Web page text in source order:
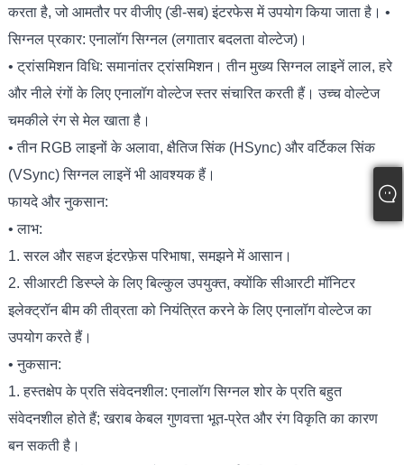
करता है, जो आमतौर पर वीजीए (डी-सब) इंटरफेस में उपयोग किया जाता है। •
सिग्नल प्रकार: एनालॉग सिग्नल (लगातार बदलता वोल्टेज)।
• ट्रांसमिशन विधि: समानांतर ट्रांसमिशन। तीन मुख्य सिग्नल लाइनें लाल, हरे
और नीले रंगों के लिए एनालॉग वोल्टेज स्तर संचारित करती हैं। उच्च वोल्टेज
चमकीले रंग से मेल खाता है।
• तीन RGB लाइनों के अलावा, क्षैतिज सिंक (HSync) और वर्टिकल सिंक
(VSync) सिग्नल लाइनें भी आवश्यक हैं।
फायदे और नुकसान:
• लाभ:
1. सरल और सहज इंटरफ़ेस परिभाषा, समझने में आसान।
2. सीआरटी डिस्प्ले के लिए बिल्कुल उपयुक्त, क्योंकि सीआरटी मॉनिटर
इलेक्ट्रॉन बीम की तीव्रता को नियंत्रित करने के लिए एनालॉग वोल्टेज का
उपयोग करते हैं।
• नुकसान:
1. हस्तक्षेप के प्रति संवेदनशील: एनालॉग सिग्नल शोर के प्रति बहुत
संवेदनशील होते हैं; खराब केबल गुणवत्ता भूत-प्रेत और रंग विकृति का कारण
बन सकती है।